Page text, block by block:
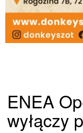
ENEA
wyłączy